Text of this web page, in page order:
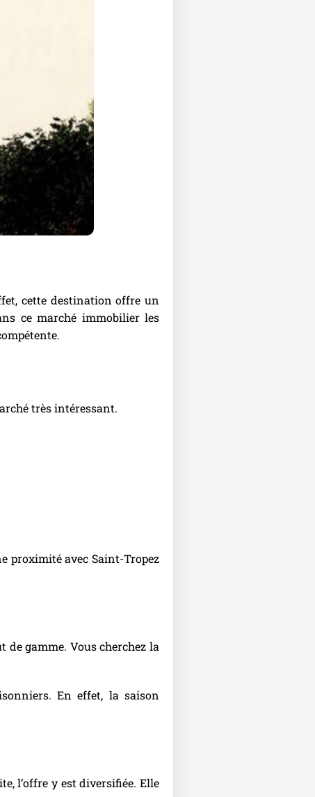
cette destination offre un
ce marché immobilier les
très intéressant.
proximité avec Saint-Tropez
gamme. Vous cherchez la
En effet, la saison
l’offre y est diversifiée. Elle